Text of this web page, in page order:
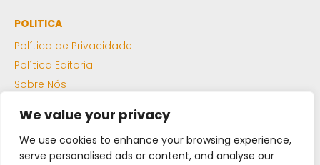
We value your privacy
We use cookies to enhance your browsing experience,
serve personalised ads or content, and analyse our
POLITICA
Política de Privacidade
Política Editorial
Sobre Nós
Autor: João Paulo
LLMS Txt
Sitemap XML